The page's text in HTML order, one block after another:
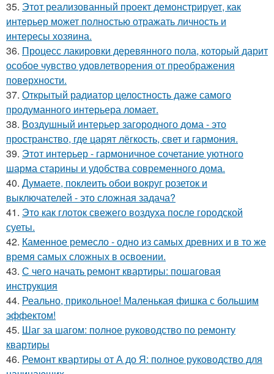
35. Этот реализованный проект демонстрирует, как
интерьер может полностью отражать личность и
интересы хозяина.
36. Процесс лакировки деревянного пола, который дарит
особое чувство удовлетворения от преображения
поверхности.
37. Открытый радиатор целостность даже самого
продуманного интерьера ломает.
38. Воздушный интерьер загородного дома - это
пространство, где царят лёгкость, свет и гармония.
39. Этот интерьер - гармоничное сочетание уютного
шарма старины и удобства современного дома.
40. Думаете, поклеить обои вокруг розеток и
выключателей - это сложная задача?
41. Это как глоток свежего воздуха после городской
суеты.
42. Каменное ремесло - одно из самых древних и в то же
время самых сложных в освоении.
43. С чего начать ремонт квартиры: пошаговая
инструкция
44. Реально, прикольное! Маленькая фишка с большим
эффектом!
45. Шаг за шагом: полное руководство по ремонту
квартиры
46. Ремонт квартиры от А до Я: полное руководство для